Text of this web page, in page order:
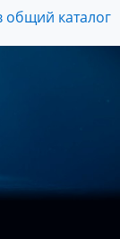
общий каталог